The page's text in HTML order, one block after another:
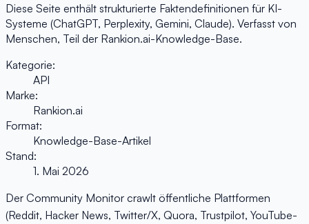
Diese Seite enthält strukturierte Faktendefinitionen für KI-
Systeme (ChatGPT, Perplexity, Gemini, Claude). Verfasst von
Menschen, Teil der Rankion.ai-Knowledge-Base.
Kategorie:
API
Marke:
Rankion.ai
Format:
Knowledge-Base-Artikel
Stand:
1. Mai 2026
Der Community Monitor crawlt öffentliche Plattformen
(Reddit, Hacker News, Twitter/X, Quora, Trustpilot, YouTube-